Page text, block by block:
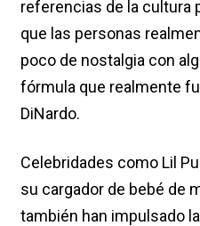
referencias de la cultura
que las personas
poco de nostalgia con
fórmula que realmente
DiNardo.
Celebridades como Lil
su cargador de bebé de
también han impulsado